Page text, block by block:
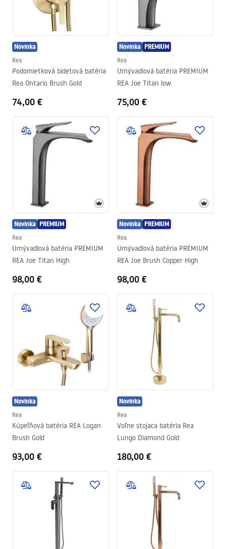
Novinka
Rea
Podomietková bidetová batéria
Rea Ontario Brush Gold
74,00 €
Novinka PREMIUM
Rea
Umývadlová batéria PREMIUM
REA Joe Titan low
75,00 €
Novinka PREMIUM
Rea
Umývadlová batéria PREMIUM
REA Joe Titan High
98,00 €
Novinka PREMIUM
Rea
Umývadlová batéria PREMIUM
REA Joe Brush Copper High
98,00 €
Novinka
Rea
Kúpeľňová batéria REA Logan
Brush Gold
93,00 €
Novinka
Rea
Voľne stojaca batéria Rea
Lungo Diamond Gold
180,00 €